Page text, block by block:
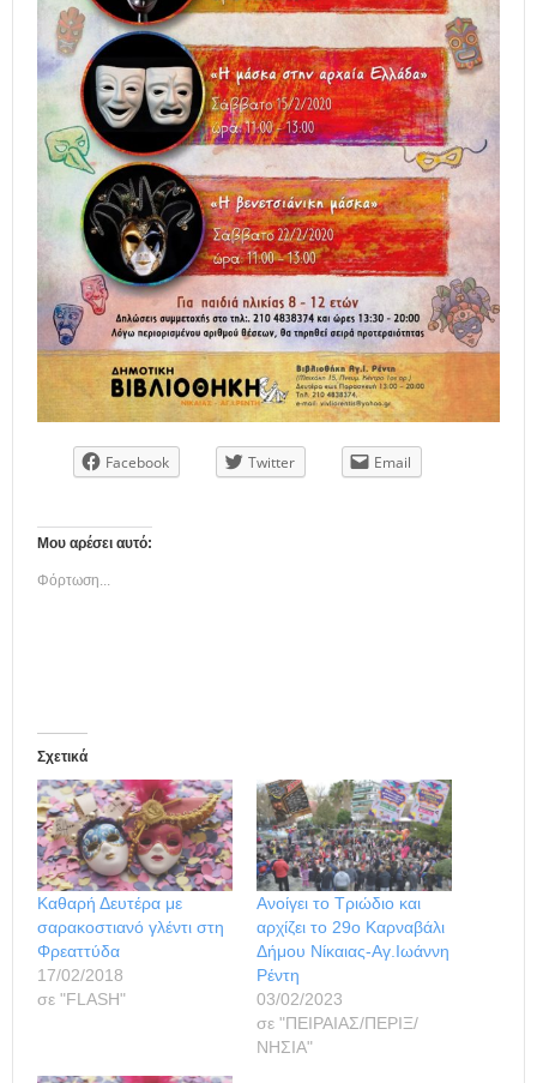
Facebook Twitter Email
Μου αρέσει αυτό:
Φόρτωση...
Σχετικά
Καθαρή Δευτέρα με
σαρακοστιανό γλέντι στη
Φρεαττύδα
17/02/2018
σε "FLASH"
Ανοίγει το Τριώδιο και
αρχίζει το 29ο Καρναβάλι
Δήμου Νίκαιας-Αγ.Ιωάννη
Ρέντη
03/02/2023
σε "ΠΕΙΡΑΙΑΣ/ΠΕΡΙΞ/
ΝΗΣΙΑ"